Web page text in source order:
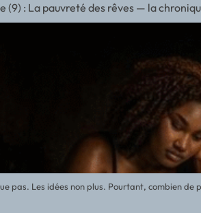
(9) : La pauvreté des rêves — la
pas. Les idées non plus. Pourtant, combien